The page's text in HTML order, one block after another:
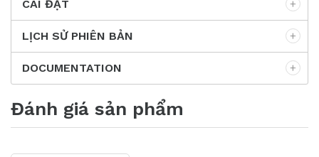
CÀI ĐẶT
LỊCH SỬ PHIÊN BẢN
DOCUMENTATION
Đánh giá sản phẩm